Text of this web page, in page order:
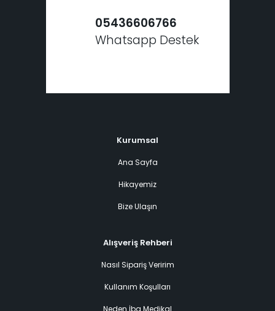
05436606766
Whatsapp Destek
Kurumsal
Ana Sayfa
Hikayemiz
Bize Ulaşın
Alışveriş Rehberi
Nasıl Sipariş Veririm
Kullanım Koşulları
Neden İba Medikal